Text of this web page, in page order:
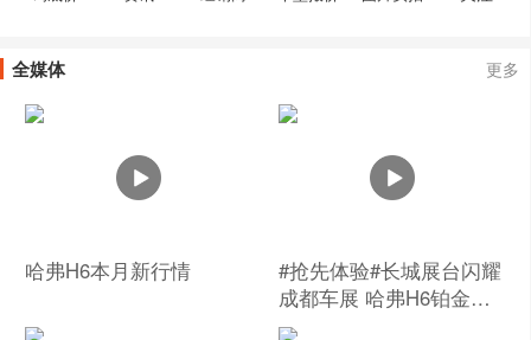
全媒体 更多
哈弗H6本月新行情
#抢先体验#长城展台闪耀
成都车展 哈弗H6铂金版
正式上市